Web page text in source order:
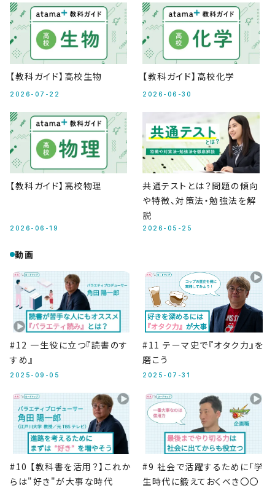
【教科ガイド】高校生物
2026-07-22
【教科ガイド】高校化学
2026-06-30
【教科ガイド】高校物理
2026-06-19
共通テストとは？問題の傾向
や特徴、対策法・勉強法を解
説
2026-05-25
動画
#12 一生役に立つ『読書のす
すめ』
2025-09-05
#11 テーマ史で『オタク力』を
磨こう
2025-07-31
#10 【教科書を活用？】これか
らは"好き"が大事な時代
#9 社会で活躍するために「学
生時代に鍛えておくべき〇〇